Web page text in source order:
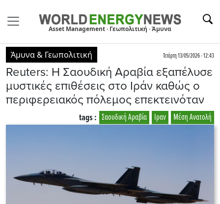
Asset Management · Γεωπολιτική · Άμυνα
Άμυνα & Γεωπολιτική Τετάρτη 13/05/2026 - 12:43
Reuters: Η Σαουδική Αραβία εξαπέλυσε
μυστικές επιθέσεις στο Ιράν καθώς ο
περιφερειακός πόλεμος επεκτεινόταν
Μέση Ανατολή
Ιραν
Σαουδική Αραβία
tags :